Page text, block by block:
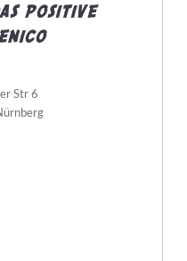
positive
Str 6